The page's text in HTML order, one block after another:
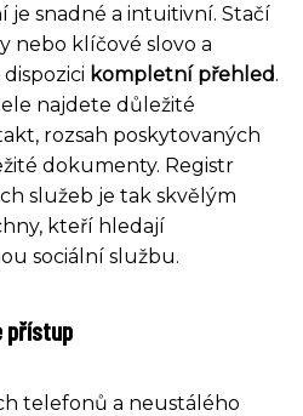
je snadné a intuitivní. Stačí
nebo klíčové slovo a
kompletní přehled.
najdete důležité
rozsah poskytovaných
dokumenty. Registr
služeb je tak skvělým
kteří hledají
sociální službu.
přístup
telefonů a neustálého